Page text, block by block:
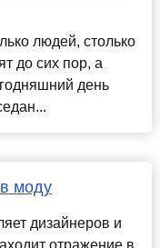
людей, столько
до сих пор, а
день
моду
дизайнеров и
отражение в